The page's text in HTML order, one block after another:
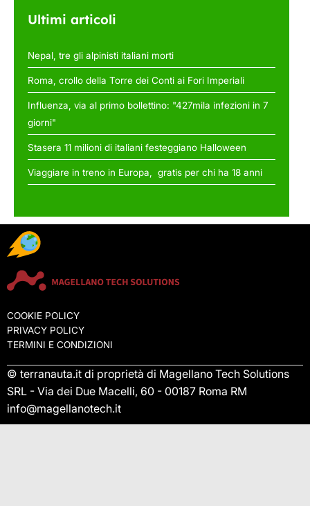
Ultimi articoli
Nepal, tre gli alpinisti italiani morti
Roma, crollo della Torre dei Conti ai Fori Imperiali
Influenza, via al primo bollettino: "427mila infezioni in 7
giorni"
Stasera 11 milioni di italiani festeggiano Halloween
Viaggiare in treno in Europa, gratis per chi ha 18 anni
COOKIE POLICY
PRIVACY POLICY
TERMINI E CONDIZIONI
© terranauta.it di proprietà di Magellano Tech Solutions
SRL - Via dei Due Macelli, 60 - 00187 Roma RM
info@magellanotech.it